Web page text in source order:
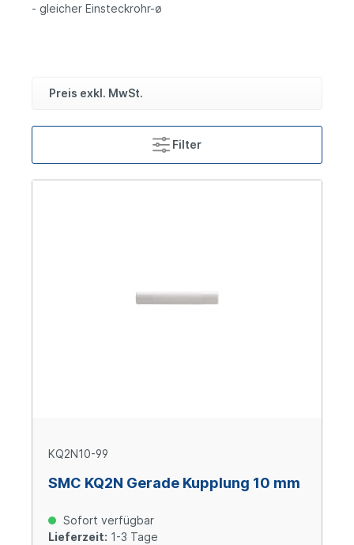
- gleicher Einsteckrohr-ø
Preis exkl. MwSt.
Filter
KQ2N10-99
SMC KQ2N Gerade Kupplung 10 mm
Sofort verfügbar
Lieferzeit: 1-3 Tage